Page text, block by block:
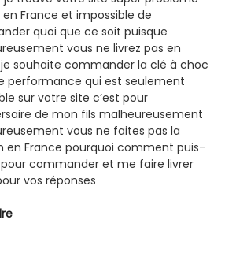
en France et impossible de
quoi que ce soit puisque
vous ne livrez pas en
souhaite commander la clé à choc
performance qui est seulement
sur votre site c’est pour
de mon fils malheureusement
vous ne faites pas la
en France pourquoi comment puis-
commander et me faire livrer
vos réponses